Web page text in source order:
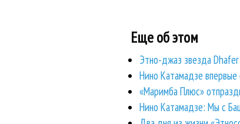
Еще об этом
Этно-джаз звезда
Нино Катамадзе
«Маримба Плюс»
Нино Катамадзе: Мы с